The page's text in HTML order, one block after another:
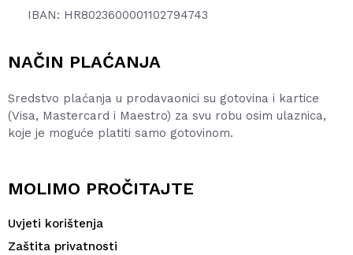
IBAN: HR8023600001102794743
NAČIN PLAĆANJA
Sredstvo plaćanja u prodavaonici su gotovina i kartice
(Visa, Mastercard i Maestro) za svu robu osim ulaznica,
koje je moguće platiti samo gotovinom.
MOLIMO PROČITAJTE
Uvjeti korištenja
Zaštita privatnosti